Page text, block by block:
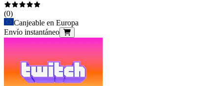
(0)
Canjeable en Europa
Envío instantáneo